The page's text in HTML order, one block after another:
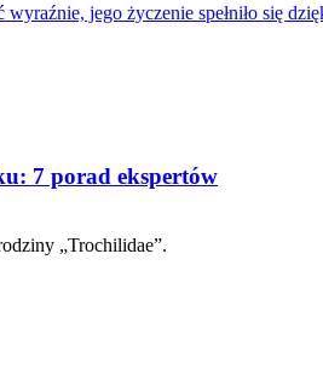
jego życzenie spełniło się
7 porad ekspertów
„Trochilidae”.